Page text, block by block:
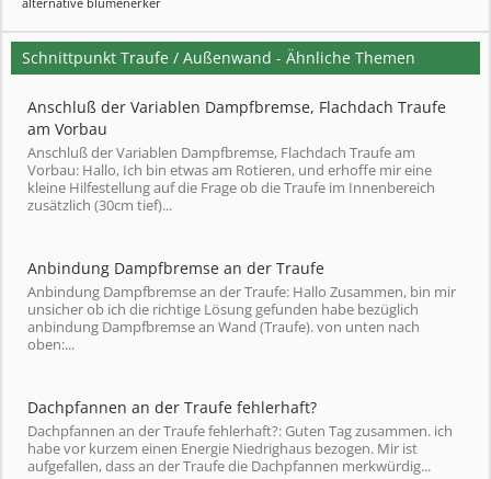
Schnittpunkt Traufe / Außenwand - Ähnliche Themen
Anschluß der Variablen Dampfbremse, Flachdach Traufe
am Vorbau
Anschluß der Variablen Dampfbremse, Flachdach Traufe am
Vorbau: Hallo, Ich bin etwas am Rotieren, und erhoffe mir eine
kleine Hilfestellung auf die Frage ob die Traufe im Innenbereich
zusätzlich (30cm tief)...
Anbindung Dampfbremse an der Traufe
Anbindung Dampfbremse an der Traufe: Hallo Zusammen, bin mir
unsicher ob ich die richtige Lösung gefunden habe bezüglich
anbindung Dampfbremse an Wand (Traufe). von unten nach
oben:...
Dachpfannen an der Traufe fehlerhaft?
Dachpfannen an der Traufe fehlerhaft?: Guten Tag zusammen. ich
habe vor kurzem einen Energie Niedrighaus bezogen. Mir ist
aufgefallen, dass an der Traufe die Dachpfannen merkwürdig...